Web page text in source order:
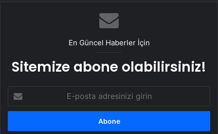
En Güncel Haberler İçin
Sitemize abone olabilirsiniz!
posta
adresinizi